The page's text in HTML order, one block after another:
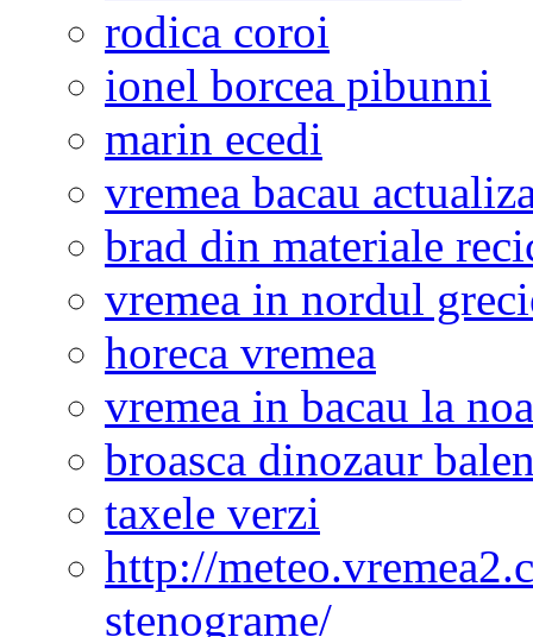
rodica coroi
ionel borcea pibunni
marin ecedi
vremea bacau
brad din materiale
vremea in nordul
horeca vremea
vremea in bacau la
broasca dinozaur
taxele verzi
http://
stenograme/